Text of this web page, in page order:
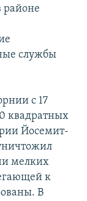
районе
службы
с 17
квадратных
Йо­се­мит­
мелких
к
В